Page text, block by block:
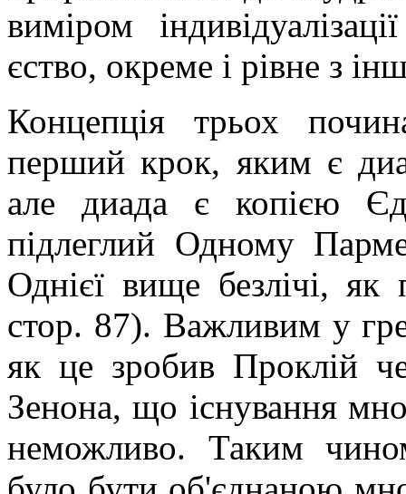
виміром
єство, окреме і рівне з
Концепція трьох
перший крок, яким є
але диада є копією
підлеглий Одному
Однієї вище безлічі,
стор. 87). Важливим у
як це зробив Проклій
Зенона, що існування
неможливо. Таким